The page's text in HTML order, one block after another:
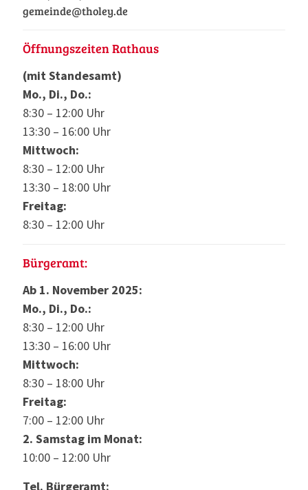
gemeinde@tholey.de
Öffnungszeiten Rathaus
(mit Standesamt)
Mo., Di., Do.:
8:30 – 12:00 Uhr
13:30 – 16:00 Uhr
Mittwoch:
8:30 – 12:00 Uhr
13:30 – 18:00 Uhr
Freitag:
8:30 – 12:00 Uhr
Bürgeramt:
Ab 1. November 2025:
Mo., Di., Do.:
8:30 – 12:00 Uhr
13:30 – 16:00 Uhr
Mittwoch:
8:30 – 18:00 Uhr
Freitag:
7:00 – 12:00 Uhr
2. Samstag im Monat:
10:00 – 12:00 Uhr
Tel. Bürgeramt: